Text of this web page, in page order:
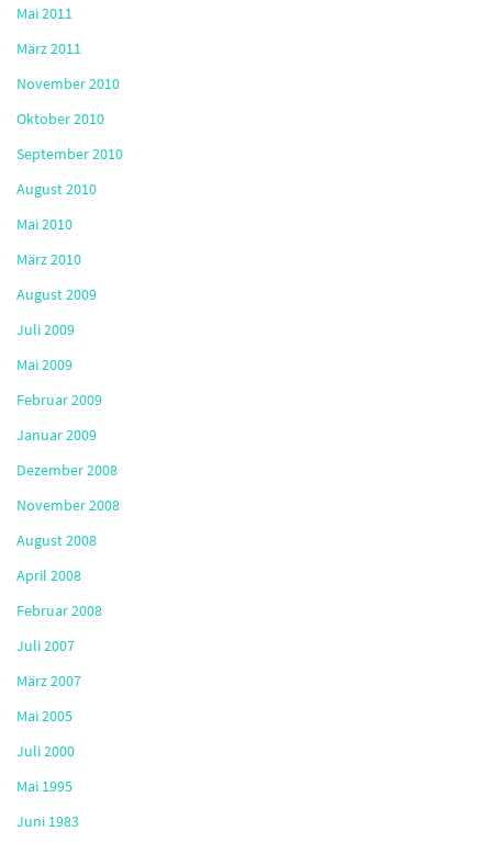
Mai 2011
März 2011
November 2010
Oktober 2010
September 2010
August 2010
Mai 2010
März 2010
August 2009
Juli 2009
Mai 2009
Februar 2009
Januar 2009
Dezember 2008
November 2008
August 2008
April 2008
Februar 2008
Juli 2007
März 2007
Mai 2005
Juli 2000
Mai 1995
Juni 1983